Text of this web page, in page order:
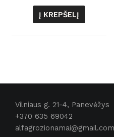
Į KREPŠELĮ
Vilniaus g. 21-4, Panevėžys
+370 635 69042
alfagrozionamai@gmail.com